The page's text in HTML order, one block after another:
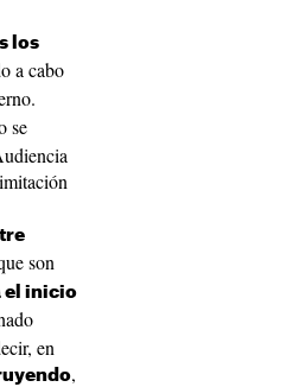
los
a cabo
se
son
el inicio
en
,